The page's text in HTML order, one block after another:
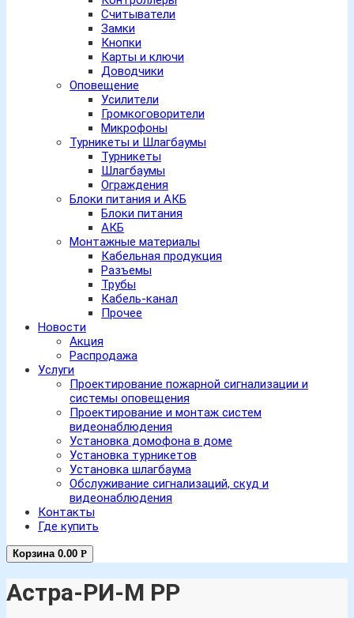
Считыватели
Замки
Кнопки
Карты и ключи
Доводчики
Оповещение
Усилители
Громкоговорители
Микрофоны
Турникеты и Шлагбаумы
Турникеты
Шлагбаумы
Ограждения
Блоки питания и АКБ
Блоки питания
АКБ
Монтажные материалы
Кабельная продукция
Разъемы
Трубы
Кабель-канал
Прочее
Новости
Акция
Распродажа
Услуги
Проектирование пожарной сигнализации и
системы оповещения
Проектирование и монтаж систем
видеонаблюдения
Установка домофона в доме
Установка турникетов
Установка шлагбаума
Обслуживание сигнализаций, скуд и
видеонаблюдения
Контакты
Где купить
Корзина 0.00 Р
Астра-РИ-М РР